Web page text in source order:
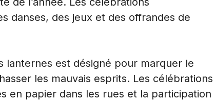
danses, des jeux et des offrandes de
lanternes est désigné pour marquer le
les mauvais esprits. Les célébrations
en papier dans les rues et la participation